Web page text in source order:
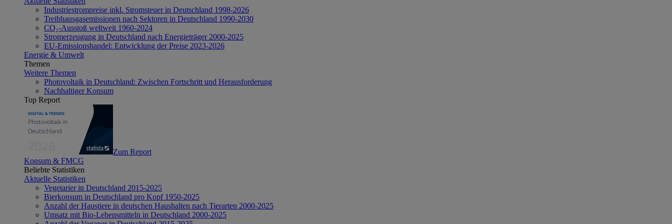
Industriestrompreise inkl. Stromsteuer in Deutschland 1998-2026
Treibhausgasemissionen nach Sektoren in Deutschland 1990-2030
CO₂-Ausstoß weltweit 1960-2024
Stromerzeugung in Deutschland nach Energieträger 2000-2025
EU-Emissionshandel: Entwicklung der Preise 2023-2026
Energie & Umwelt
Themen
Weitere Themen
Photovoltaik in Deutschland: Zwischen Fortschritt und Herausforderung
Nachhaltiger Konsum
Top Report
Zum Report
Konsum & FMCG
Beliebte Statistiken
Aktuelle Statistiken
Vegetarier in Deutschland 2015-2025
Bierkonsum in Deutschland pro Kopf 1950-2025
Anzahl der Haustiere in deutschen Haushalten nach Tierarten 2000-2025
Umsatz mit Bio-Lebensmitteln in Deutschland 2000-2025